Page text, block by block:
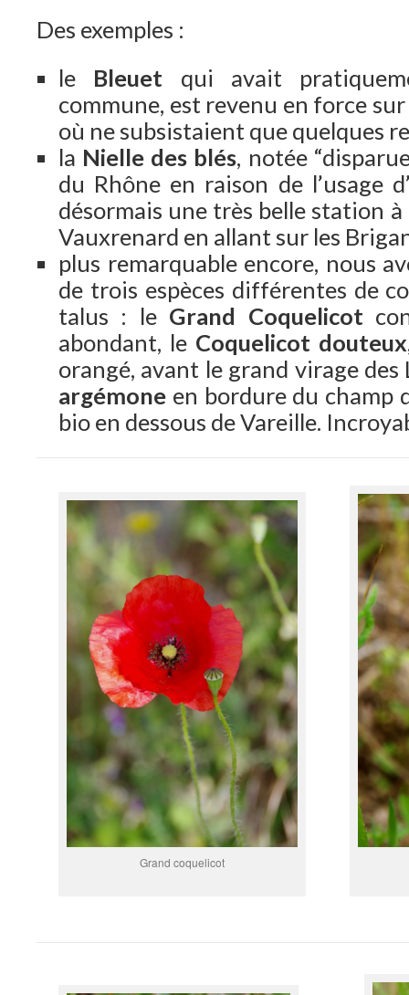
Des exemples :
le Bleuet qui avait
commune, est revenu en force
où ne subsistaient que quelques
la Nielle des blés, notée
du Rhône en raison de l’usage
désormais une très belle station
Vauxrenard en allant sur les
plus remarquable encore, nous
de trois espèces différentes de
talus : le Grand Coquelicot
abondant, le Coquelicot douteux
orangé, avant le grand virage des
argémone en bordure du champ
bio en dessous de Vareille.
Grand coquelicot